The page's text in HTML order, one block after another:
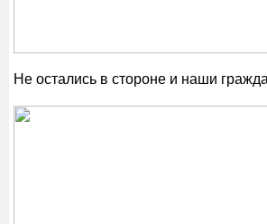
Не остались в стороне и наши